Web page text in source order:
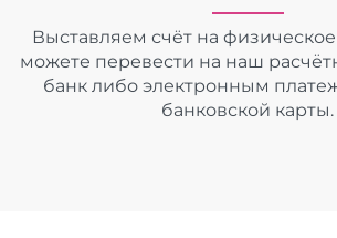
Выставляем счёт на
можете перевести на наш
банк либо электронным
банковской карты.